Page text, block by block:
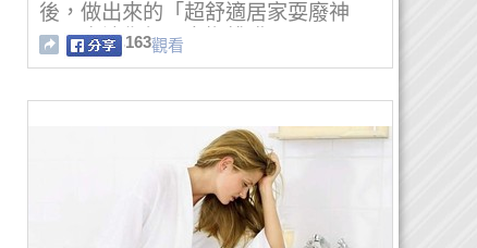
後，做出來的「超舒適居家耍廢神
器」會讓你很願意掏錢購買！
163觀看